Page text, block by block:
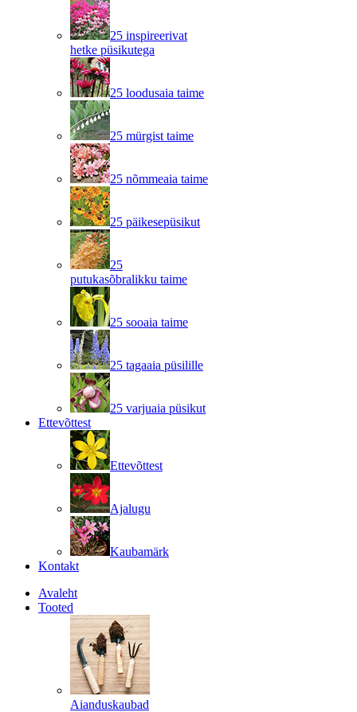
25 inspireerivat
hetke püsikutega
25 loodusaia taime
25 mürgist taime
25 nõmmeaia taime
25 päikesepüsikut
25
putukasõbralikku taime
25 sooaia taime
25 tagaaia püsilille
25 varjuaia püsikut
Ettevõttest
Ettevõttest
Ajalugu
Kaubamärk
Kontakt
Avaleht
Tooted
Aianduskaubad